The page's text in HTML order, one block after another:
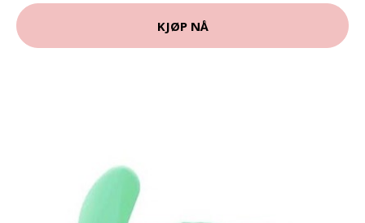
KJØP NÅ